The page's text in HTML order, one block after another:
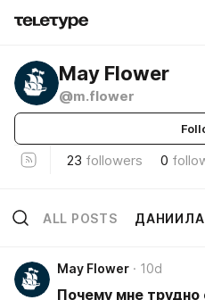
May Flower
@m.flower
23 followers 0
ALL POSTS ДАНИИЛА
May Flower 10d
Почему мне